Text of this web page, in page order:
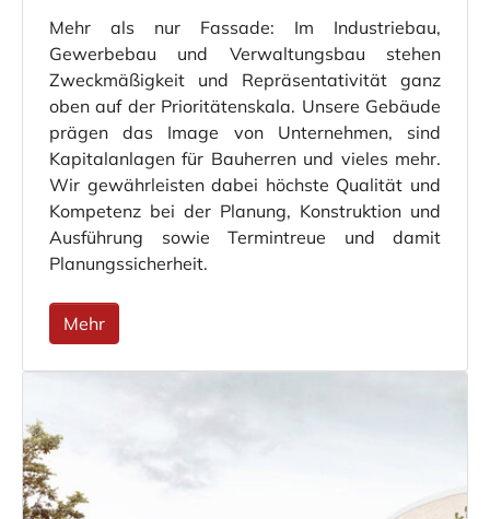
Mehr als nur Fassade: Im Industriebau,
Gewerbebau und Verwaltungsbau stehen
Zweckmäßigkeit und Repräsentativität ganz
oben auf der Prioritätenskala. Unsere Gebäude
prägen das Image von Unternehmen, sind
Kapitalanlagen für Bauherren und vieles mehr.
Wir gewährleisten dabei höchste Qualität und
Kompetenz bei der Planung, Konstruktion und
Ausführung sowie Termintreue und damit
Planungssicherheit.
Mehr